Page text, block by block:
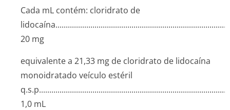
Cada mL contém: cloridrato de
20 mg
equivalente a 21,33 mg de cloridrato de lidocaína
monoidratado veículo estéril
1,0 mL